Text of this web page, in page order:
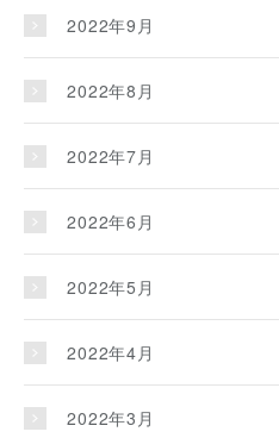
2022年9月
2022年8月
2022年7月
2022年6月
2022年5月
2022年4月
2022年3月